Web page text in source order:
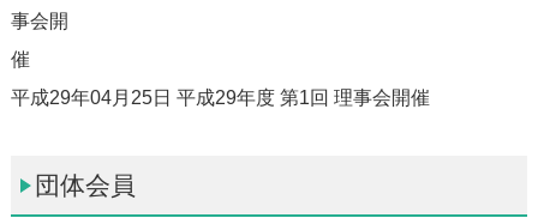
事会開
平成29年04月25日 平成29年度 第1回 理事会開催
団体会員